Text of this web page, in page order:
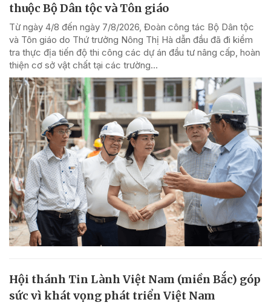
thuộc Bộ Dân tộc và Tôn giáo
Từ ngày 4/8 đến ngày 7/8/2026, Đoàn công tác Bộ Dân tộc
và Tôn giáo do Thứ trưởng Nông Thị Hà dẫn đầu đã đi kiểm
tra thực địa tiến độ thi công các dự án đầu tư nâng cấp, hoàn
thiện cơ sở vật chất tại các trường...
Hội thánh Tin Lành Việt Nam (miền Bắc) góp
sức vì khát vọng phát triển Việt Nam